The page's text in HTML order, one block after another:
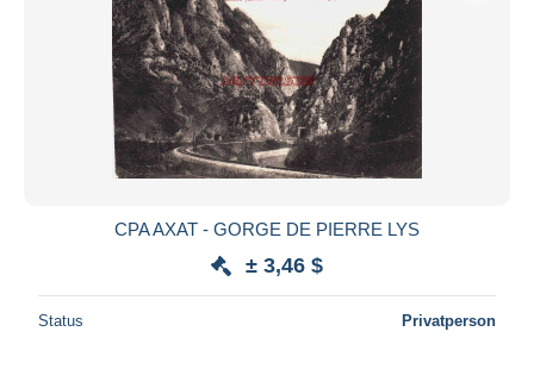
CPA AXAT - GORGE DE PIERRE LYS
± 3,46 $
Status Privatperson